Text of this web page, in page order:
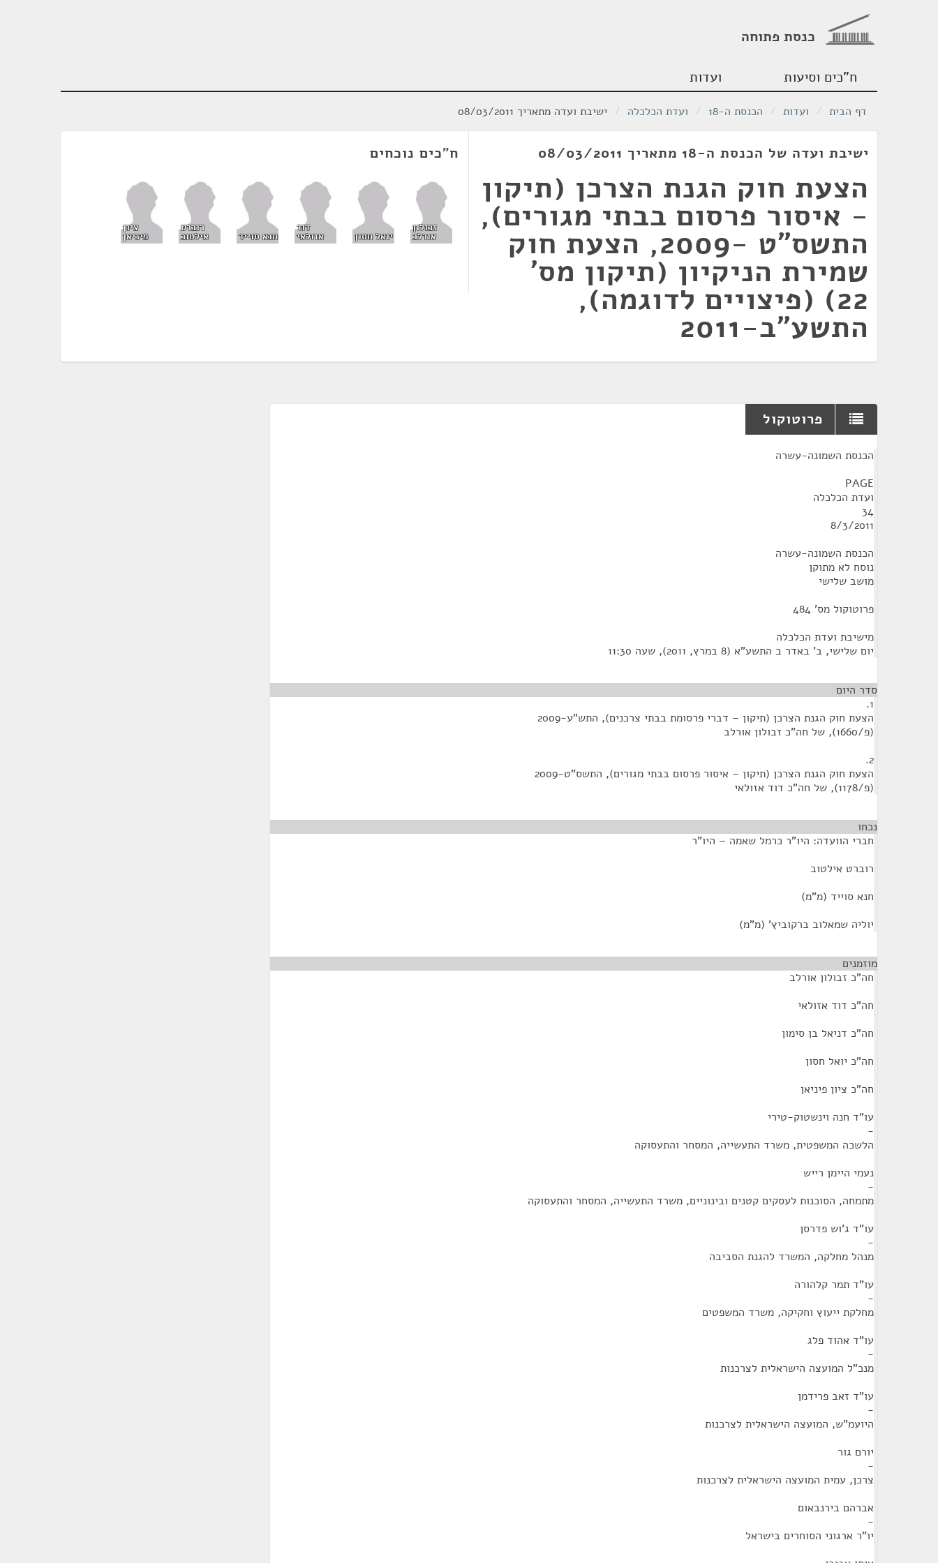
כנסת פתוחה
ח"כים וסיעות ועדות
דף הבית / ועדות / הכנסת ה-18 / ועדת הכלכלה / ישיבת ועדה מתאריך 08/03/2011
ישיבת ועדה של הכנסת ה-18 מתאריך 08/03/2011
הצעת חוק הגנת הצרכן (תיקון
- איסור פרסום בבתי מגורים),
התשס"ט -2009, הצעת חוק
שמירת הניקיון (תיקון מס'
22) (פיצויים לדוגמה),
התשע"ב-2011
ח"כים נוכחים
זבולון
אורלב יואל חסון
דוד
אזולאי חנא סוייד
רוברט
אילטוב
ציון
פיניאן
פרוטוקול
הכנסת השמונה-עשרה
PAGE
ועדת הכלכלה
34
8/3/2011
הכנסת השמונה-עשרה
נוסח לא מתוקן
מושב שלישי
פרוטוקול מס' 484
מישיבת ועדת הכלכלה
‏יום שלישי, ב' באדר ב התשע"א (‏8 במרץ, 2011), שעה 11:30
סדר היום
1.
הצעת חוק הגנת הצרכן (תיקון – דברי פרסומת בבתי צרכנים), התש"ע-2009
(פ/1660), של חה"כ זבולון אורלב
2.
הצעת חוק הגנת הצרכן (תיקון – איסור פרסום בבתי מגורים), התשס"ט-2009
(פ/1178), של חה"כ דוד אזולאי
נכחו
חברי הוועדה: היו"ר כרמל שאמה – היו"ר
רוברט אילטוב
חנא סוייד (מ"מ)
יוליה שמאלוב ברקוביץ' (מ"מ)
מוזמנים
חה"כ זבולון אורלב
חה"כ דוד אזולאי
חה"כ דניאל בן סימון
חה"כ יואל חסון
חה"כ ציון פיניאן
עו"ד חנה וינשטוק-טירי
-
הלשכה המשפטית, משרד התעשייה, המסחר והתעסוקה
נעמי היימן רייש
-
מתמחה, הסוכנות לעסקים קטנים ובינוניים, משרד התעשייה, המסחר והתעסוקה
עו"ד ג'וש פדרסן
-
מנהל מחלקה, המשרד להגנת הסביבה
עו"ד תמר קלהורה
-
מחלקת ייעוץ וחקיקה, משרד המשפטים
עו"ד אהוד פלג
-
מנכ"ל המועצה הישראלית לצרכנות
עו"ד זאב פרידמן
-
היועמ"ש, המועצה הישראלית לצרכנות
יורם גור
-
צרכן, עמית המועצה הישראלית לצרכנות
אברהם בירנבאום
-
יו"ר ארגוני הסוחרים בישראל